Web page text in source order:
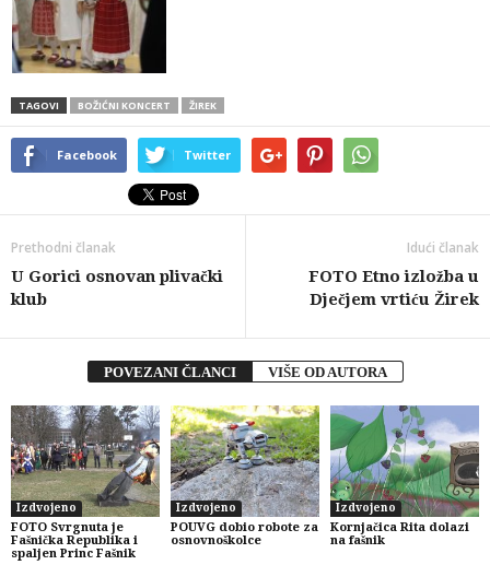
TAGOVI BOŽIĆNI KONCERT ŽIREK
Facebook Twitter
Prethodni članak
U Gorici osnovan plivački
klub
Idući članak
FOTO Etno izložba u
Dječjem vrtiću Žirek
POVEZANI ČLANCI VIŠE OD AUTORA
Izdvojeno
FOTO Svrgnuta je
Fašnička Republika i
spaljen Princ Fašnik
Izdvojeno
POUVG dobio robote za
osnovnoškolce
Izdvojeno
Kornjačica Rita dolazi
na fašnik